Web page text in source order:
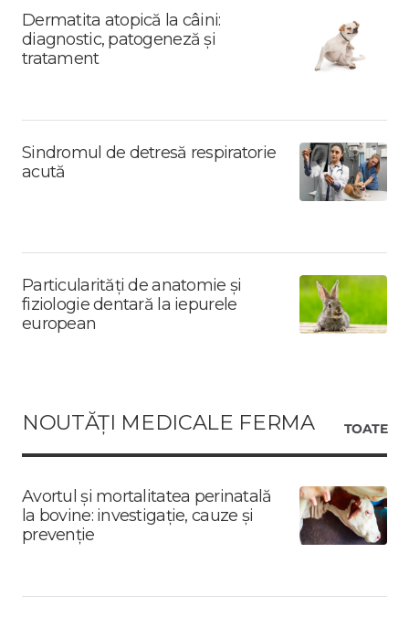
Dermatita atopică la câini:
diagnostic, patogeneză și
tratament
Sindromul de detresă respiratorie
acută
Particularități de anatomie și
fiziologie dentară la iepurele
european
NOUTĂȚI MEDICALE FERMA TOATE
Avortul și mortalitatea perinatală
la bovine: investigație, cauze și
prevenție